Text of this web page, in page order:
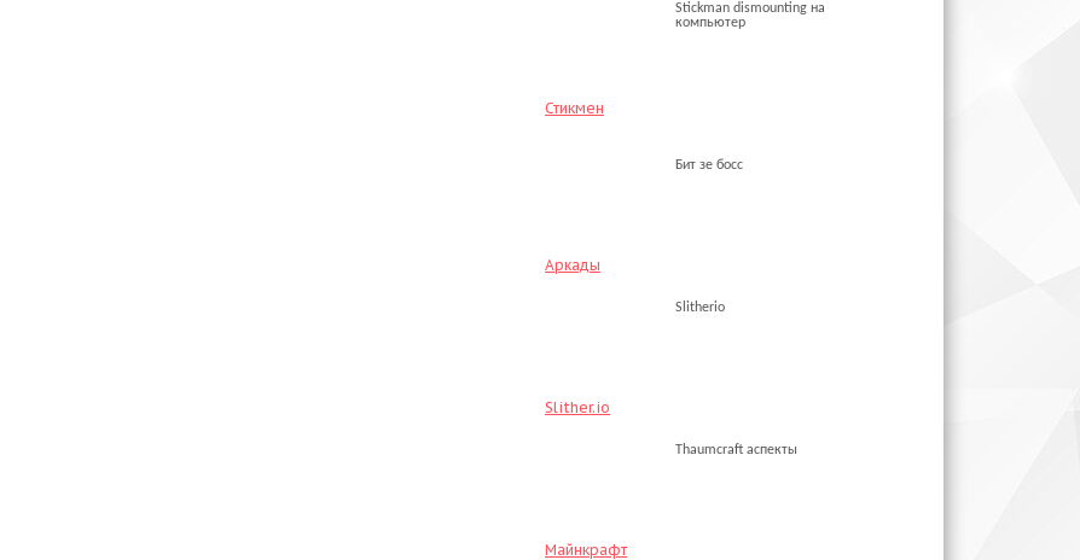
Stickman dismounting на
компьютер
Стикмен
Бит зе босс
Аркады
Slitherio
Slither.io
Thaumcraft аспекты
Майнкрафт